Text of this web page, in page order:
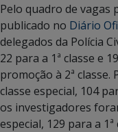
Pelo quadro de vagas
publicado no Diário
delegados da Polícia
22 para a 1ª classe e
promoção à 2ª classe.
classe especial, 104
os investigadores
especial, 129 para a 1ª